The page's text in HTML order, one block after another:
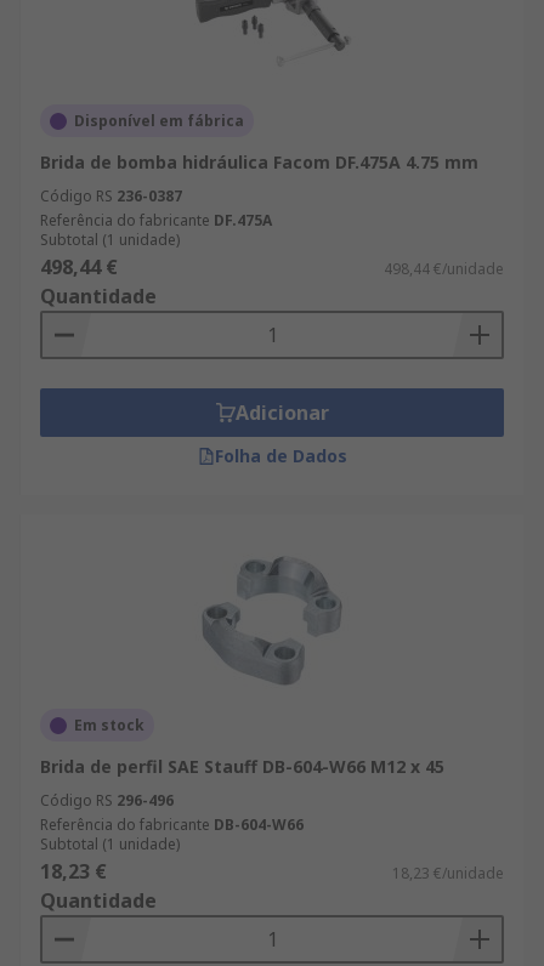
Disponível em fábrica
Brida de bomba hidráulica Facom DF.475A 4.75 mm
Código RS 236-0387
Referência do fabricante DF.475A
Subtotal (1 unidade)
498,44 € 498,44 €/unidade
Quantidade
Adicionar
Folha de Dados
Em stock
Brida de perfil SAE Stauff DB-604-W66 M12 x 45
Código RS 296-496
Referência do fabricante DB-604-W66
Subtotal (1 unidade)
18,23 € 18,23 €/unidade
Quantidade